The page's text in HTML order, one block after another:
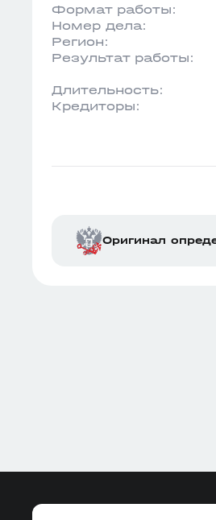
Формат работы:
Номер дела:
Регион:
Результат работы:
Длительность:
Кредиторы:
Оригинал